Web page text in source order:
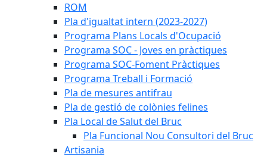
ROM
Pla d'igualtat intern (2023-2027)
Programa Plans Locals d'Ocupació
Programa SOC - Joves en pràctiques
Programa SOC-Foment Pràctiques
Programa Treball i Formació
Pla de mesures antifrau
Pla de gestió de colònies felines
Pla Local de Salut del Bruc
Pla Funcional Nou Consultori del Bruc
Artisania